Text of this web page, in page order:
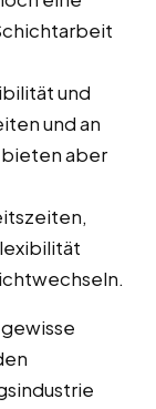
und
und an
aber